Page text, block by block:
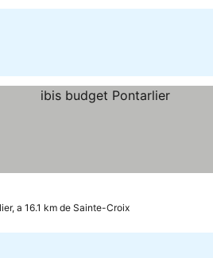
a 16.1 km de Sainte-Croix